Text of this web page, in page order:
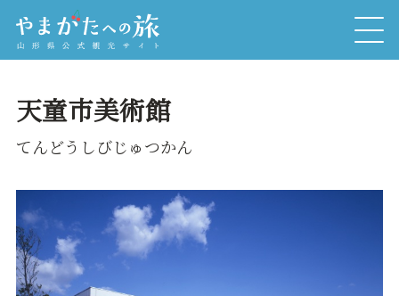
天童市美術館
てんどうしびじゅつかん